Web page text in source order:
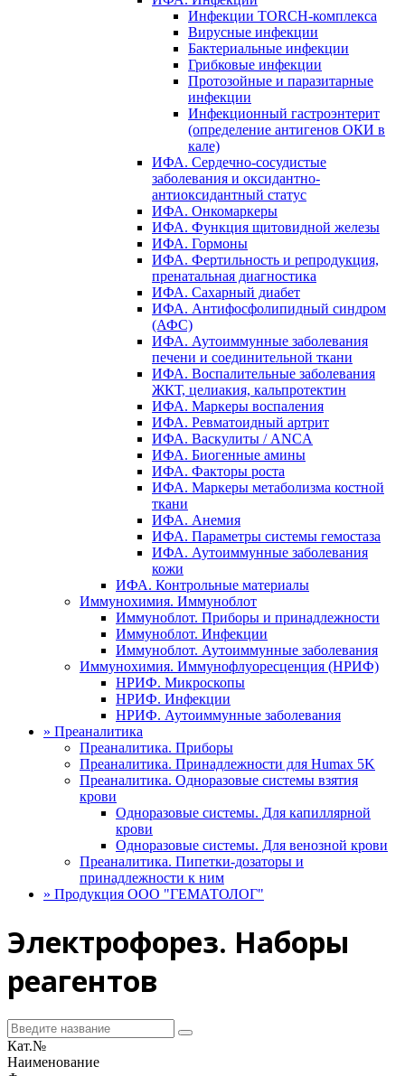
Инфекции TORCH-комплекса
Вирусные инфекции
Бактериальные инфекции
Грибковые инфекции
Протозойные и паразитарные
инфекции
Инфекционный гастроэнтерит
(определение антигенов ОКИ в
кале)
ИФА. Сердечно-сосудистые
заболевания и оксидантно-
антиоксидантный статус
ИФА. Онкомаркеры
ИФА. Функция щитовидной железы
ИФА. Гормоны
ИФА. Фертильность и репродукция,
пренатальная диагностика
ИФА. Сахарный диабет
ИФА. Антифосфолипидный синдром
(АФС)
ИФА. Аутоиммунные заболевания
печени и соединительной ткани
ИФА. Воспалительные заболевания
ЖКТ, целиакия, кальпротектин
ИФА. Маркеры воспаления
ИФА. Ревматоидный артрит
ИФА. Васкулиты / ANCA
ИФА. Биогенные амины
ИФА. Факторы роста
ИФА. Маркеры метаболизма костной
ткани
ИФА. Анемия
ИФА. Параметры системы гемостаза
ИФА. Аутоиммунные заболевания
кожи
ИФА. Контрольные материалы
Иммунохимия. Иммуноблот
Иммуноблот. Приборы и принадлежности
Иммуноблот. Инфекции
Иммуноблот. Аутоиммунные заболевания
Иммунохимия. Иммунофлуоресценция (НРИФ)
НРИФ. Микроскопы
НРИФ. Инфекции
НРИФ. Аутоиммунные заболевания
» Преаналитика
Преаналитика. Приборы
Преаналитика. Принадлежности для Humax 5K
Преаналитика. Одноразовые системы взятия
крови
Одноразовые системы. Для капиллярной
крови
Одноразовые системы. Для венозной крови
Преаналитика. Пипетки-дозаторы и
принадлежности к ним
» Продукция ООО "ГЕМАТОЛОГ"
Электрофорез. Наборы
реагентов
Кат.№
Наименование